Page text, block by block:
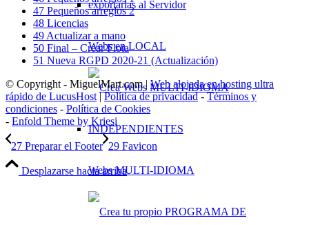
Webs en LOCAL
Webs MULTI-IDIOMA
47 Pequeños arreglos 2
48 Licencias
49 Actualizar a mano
50 Final – Crear Flota
51 Nueva RGPD 2020-21 (Actualización)
© Copyright - MiguelMart.com |Web alojada en hosting ultra
rápido de LucusHost |Política de privacidad-Términos y
condiciones - Política de Cookies
- Enfold Theme by Kriesi
27 Preparar el Footer 29 Favicon
Desplazarse hacia arriba